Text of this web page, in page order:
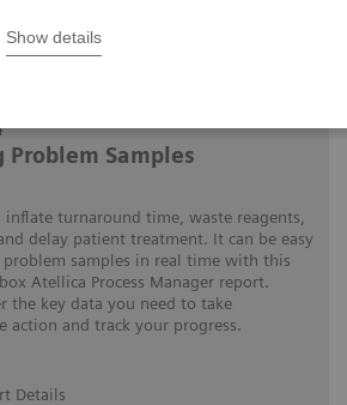
Show details
| 2021-09-28
Samples
inflate turnaround time, waste reagents,
delay patient treatment. It can be easy
samples in real time with this
Atellica Process Manager report.
the key data you need to take
action and track your progress.
Details